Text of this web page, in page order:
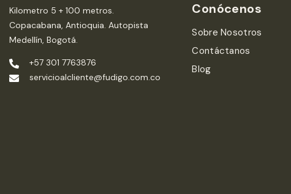
Kilometro 5 + 100 metros.
Copacabana, Antioquia. Autopista
Medellín, Bogotá.
+57 301 7763876
servicioalcliente@fudigo.com.co
Conócenos
Sobre Nosotros
Contáctanos
Blog